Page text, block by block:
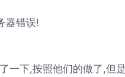
器错误!
一下,按照他们的做了,但